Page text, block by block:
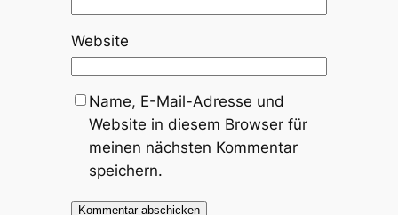
Website
Name, E-Mail-Adresse und
Website in diesem Browser für
meinen nächsten Kommentar
speichern.